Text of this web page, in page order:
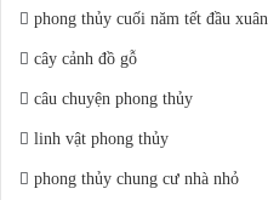
phong thủy cuối năm tết đầu xuân
cây cảnh đồ gỗ
câu chuyện phong thủy
linh vật phong thủy
phong thủy chung cư nhà nhỏ